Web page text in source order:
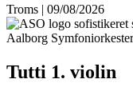
Troms | 09/08/2026
Aalborg Symfoniorkester
Tutti 1. violin